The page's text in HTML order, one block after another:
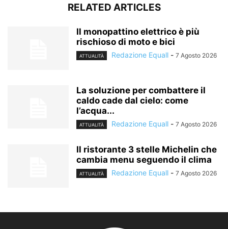
RELATED ARTICLES
Il monopattino elettrico è più
rischioso di moto e bici
ATTUALITÀ Redazione Equall - 7 Agosto 2026
La soluzione per combattere il
caldo cade dal cielo: come
l’acqua...
ATTUALITÀ Redazione Equall - 7 Agosto 2026
Il ristorante 3 stelle Michelin che
cambia menu seguendo il clima
ATTUALITÀ Redazione Equall - 7 Agosto 2026